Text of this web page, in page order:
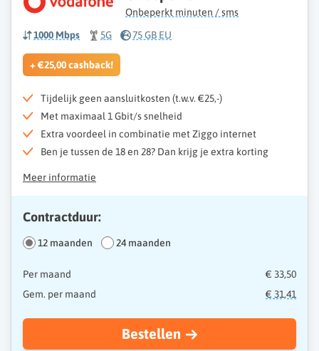
Onbeperkt minuten / sms
1000 Mbps
5G 75 GB EU
+ €25,00 cashback!
Tijdelijk geen aansluitkosten (t.w.v. €25,-)
Met maximaal 1 Gbit/s snelheid
Extra voordeel in combinatie met Ziggo internet
Ben je tussen de 18 en 28? Dan krijg je extra korting
Meer informatie
Contractduur:
12 maanden 24 maanden
Per maand
€ 33,50
Gem. per maand
€ 31,41
Bestellen